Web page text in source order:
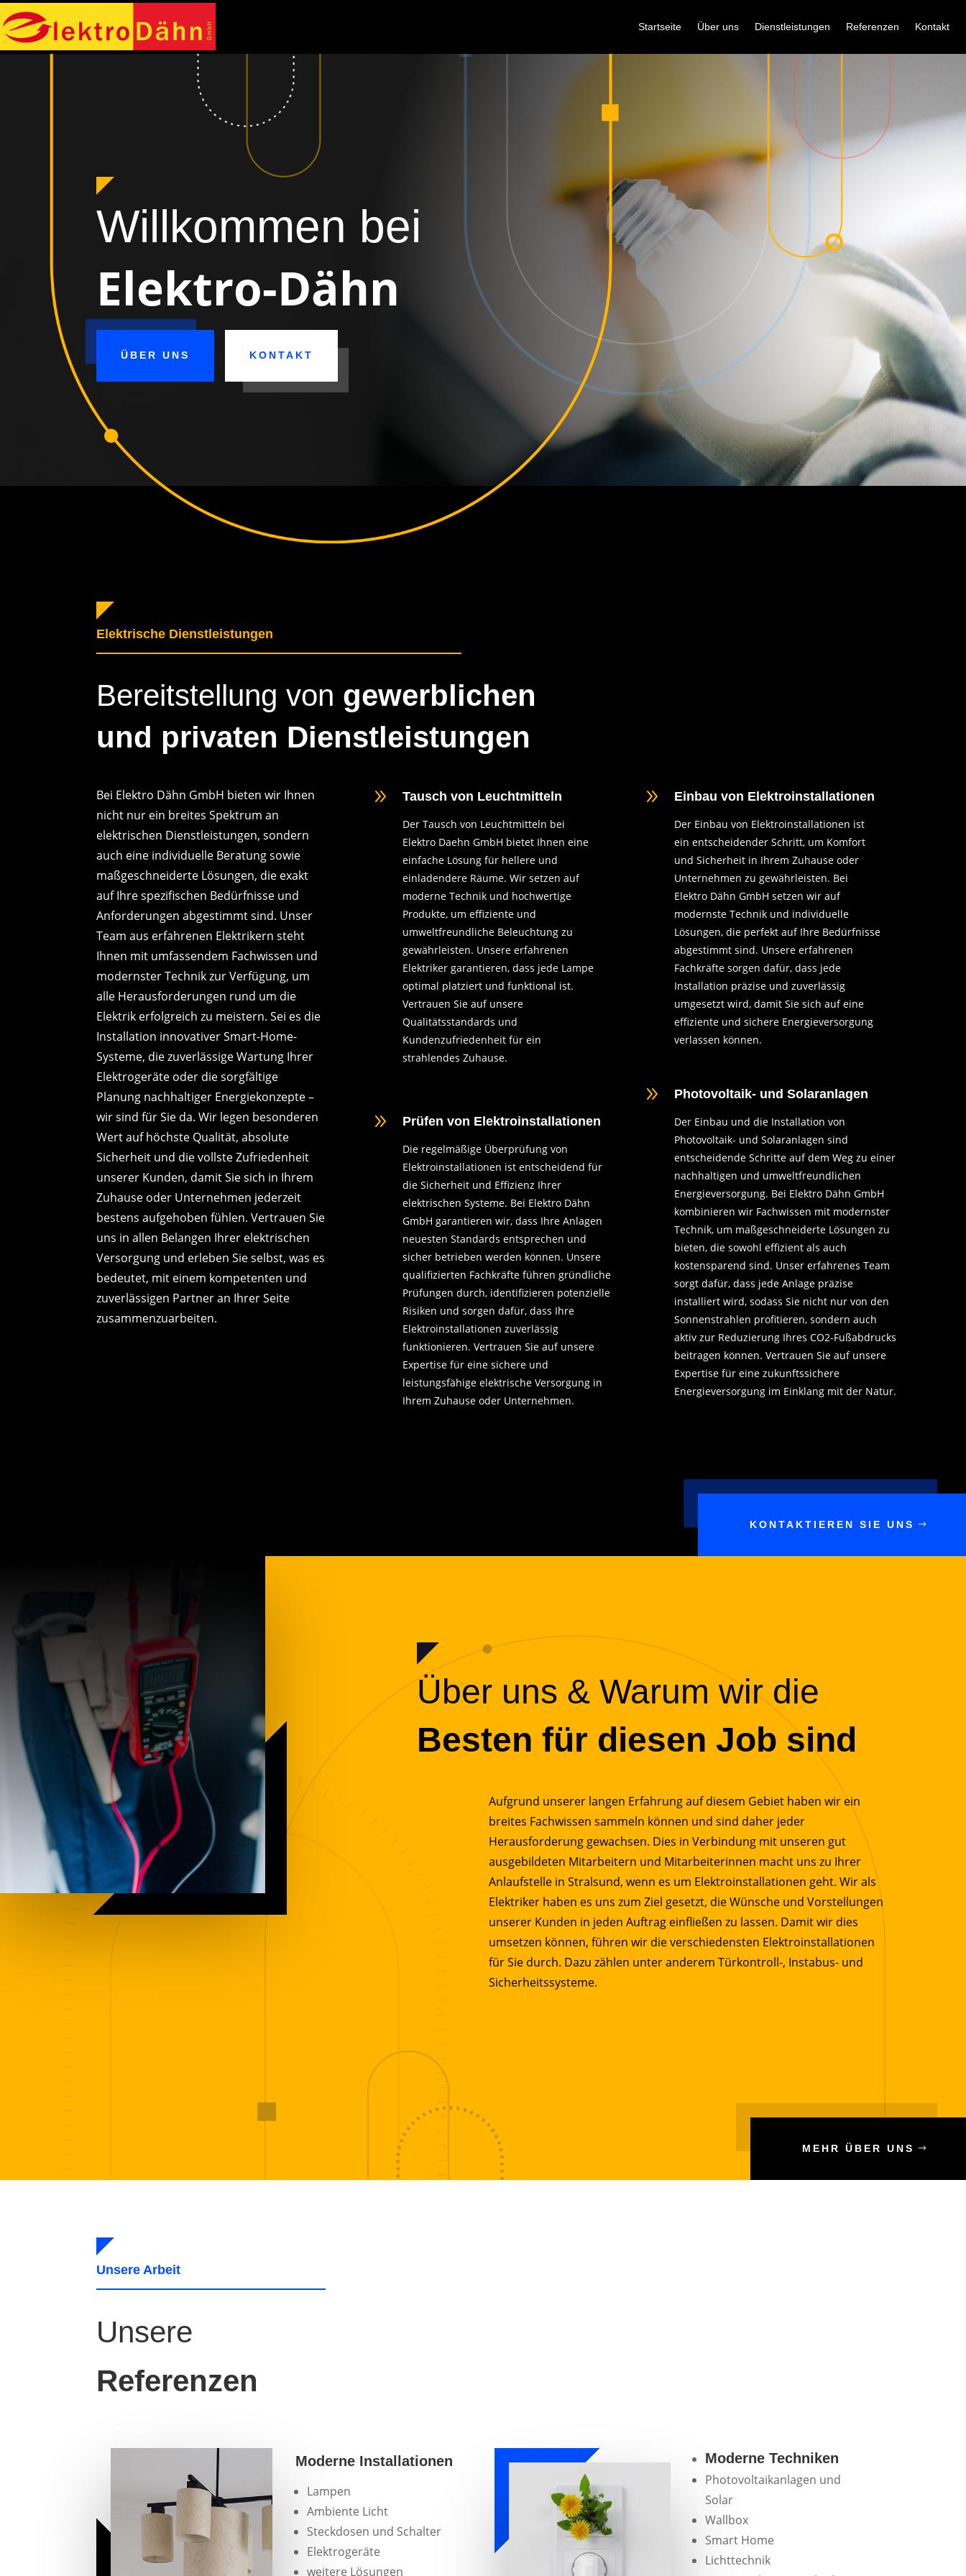
Startseite Über uns Dienstleistungen Referenzen Kontakt
Willkommen bei
Elektro-Dähn
ÜBER UNS KONTAKT
Elektrische Dienstleistungen
Bereitstellung von gewerblichen
und privaten Dienstleistungen
Bei Elektro Dähn GmbH bieten wir Ihnen
nicht nur ein breites Spektrum an
elektrischen Dienstleistungen, sondern
auch eine individuelle Beratung sowie
maßgeschneiderte Lösungen, die exakt
auf Ihre spezifischen Bedürfnisse und
Anforderungen abgestimmt sind. Unser
Team aus erfahrenen Elektrikern steht
Ihnen mit umfassendem Fachwissen und
modernster Technik zur Verfügung, um
alle Herausforderungen rund um die
Elektrik erfolgreich zu meistern. Sei es die
Installation innovativer Smart-Home-
Systeme, die zuverlässige Wartung Ihrer
Elektrogeräte oder die sorgfältige
Planung nachhaltiger Energiekonzepte –
wir sind für Sie da. Wir legen besonderen
Wert auf höchste Qualität, absolute
Sicherheit und die vollste Zufriedenheit
unserer Kunden, damit Sie sich in Ihrem
Zuhause oder Unternehmen jederzeit
bestens aufgehoben fühlen. Vertrauen Sie
uns in allen Belangen Ihrer elektrischen
Versorgung und erleben Sie selbst, was es
bedeutet, mit einem kompetenten und
zuverlässigen Partner an Ihrer Seite
zusammenzuarbeiten.
9 Tausch von Leuchtmitteln
Der Tausch von Leuchtmitteln bei
Elektro Daehn GmbH bietet Ihnen eine
einfache Lösung für hellere und
einladendere Räume. Wir setzen auf
moderne Technik und hochwertige
Produkte, um effiziente und
umweltfreundliche Beleuchtung zu
gewährleisten. Unsere erfahrenen
Elektriker garantieren, dass jede Lampe
optimal platziert und funktional ist.
Vertrauen Sie auf unsere
Qualitätsstandards und
Kundenzufriedenheit für ein
strahlendes Zuhause.
9 Prüfen von Elektroinstallationen
Die regelmäßige Überprüfung von
Elektroinstallationen ist entscheidend für
die Sicherheit und Effizienz Ihrer
elektrischen Systeme. Bei Elektro Dähn
GmbH garantieren wir, dass Ihre Anlagen
neuesten Standards entsprechen und
sicher betrieben werden können. Unsere
qualifizierten Fachkräfte führen gründliche
Prüfungen durch, identifizieren potenzielle
Risiken und sorgen dafür, dass Ihre
Elektroinstallationen zuverlässig
funktionieren. Vertrauen Sie auf unsere
Expertise für eine sichere und
leistungsfähige elektrische Versorgung in
Ihrem Zuhause oder Unternehmen.
9 Einbau von Elektroinstallationen
Der Einbau von Elektroinstallationen ist
ein entscheidender Schritt, um Komfort
und Sicherheit in Ihrem Zuhause oder
Unternehmen zu gewährleisten. Bei
Elektro Dähn GmbH setzen wir auf
modernste Technik und individuelle
Lösungen, die perfekt auf Ihre Bedürfnisse
abgestimmt sind. Unsere erfahrenen
Fachkräfte sorgen dafür, dass jede
Installation präzise und zuverlässig
umgesetzt wird, damit Sie sich auf eine
effiziente und sichere Energieversorgung
verlassen können.
9 Photovoltaik- und Solaranlagen
Der Einbau und die Installation von
Photovoltaik- und Solaranlagen sind
entscheidende Schritte auf dem Weg zu einer
nachhaltigen und umweltfreundlichen
Energieversorgung. Bei Elektro Dähn GmbH
kombinieren wir Fachwissen mit modernster
Technik, um maßgeschneiderte Lösungen zu
bieten, die sowohl effizient als auch
kostensparend sind. Unser erfahrenes Team
sorgt dafür, dass jede Anlage präzise
installiert wird, sodass Sie nicht nur von den
Sonnenstrahlen profitieren, sondern auch
aktiv zur Reduzierung Ihres CO2-Fußabdrucks
beitragen können. Vertrauen Sie auf unsere
Expertise für eine zukunftssichere
Energieversorgung im Einklang mit der Natur.
KONTAKTIEREN SIE UNS
Über uns & Warum wir die
Besten für diesen Job sind
Aufgrund unserer langen Erfahrung auf diesem Gebiet haben wir ein
breites Fachwissen sammeln können und sind daher jeder
Herausforderung gewachsen. Dies in Verbindung mit unseren gut
ausgebildeten Mitarbeitern und Mitarbeiterinnen macht uns zu Ihrer
Anlaufstelle in Stralsund, wenn es um Elektroinstallationen geht. Wir als
Elektriker haben es uns zum Ziel gesetzt, die Wünsche und Vorstellungen
unserer Kunden in jeden Auftrag einfließen zu lassen. Damit wir dies
umsetzen können, führen wir die verschiedensten Elektroinstallationen
für Sie durch. Dazu zählen unter anderem Türkontroll-, Instabus- und
Sicherheitssysteme.
MEHR ÜBER UNS
Unsere Arbeit
Unsere
Referenzen
Moderne Installationen
Lampen
Ambiente Licht
Steckdosen und Schalter
Elektrogeräte
weitere Lösungen
Moderne Techniken
Photovoltaikanlagen und
Solar
Wallbox
Smart Home
Lichttechnik